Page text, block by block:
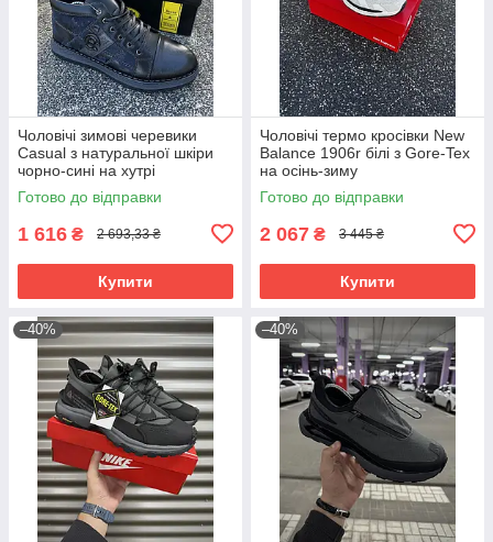
Чоловічі зимові черевики
Casual з натуральної шкіри
чорно-сині на хутрі
Готово до відправки
1 616 ₴ 2 693,33 ₴
Купити
Чоловічі термо кросівки New
Balance 1906r білі з Gore-Tex
на осінь-зиму
Готово до відправки
2 067 ₴ 3 445 ₴
Купити
–40% –40%